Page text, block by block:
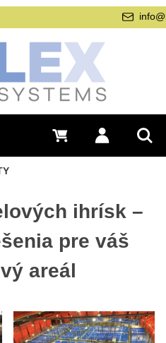
Prihlásiť sa
0 €
ihrísk –
pre váš
areál